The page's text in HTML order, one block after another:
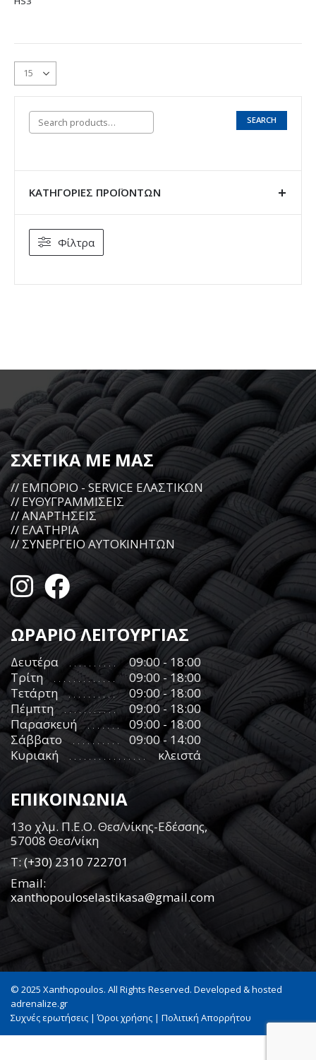
SEARCH
ΚΑΤΗΓΟΡΊΕΣ ΠΡΟΪΌΝΤΩΝ
Φίλτρα
ΣΧΕΤΙΚΑ ΜΕ ΜΑΣ
// ΕΜΠΟΡΙΟ - SERVICE ΕΛΑΣΤΙΚΩΝ
// ΕΥΘΥΓΡΑΜΜΙΣΕΙΣ
// ΑΝΑΡΤΗΣΕΙΣ
// ΕΛΑΤΗΡΙΑ
// ΣΥΝΕΡΓΕΙΟ ΑΥΤΟΚΙΝΗΤΩΝ
ΩΡΑΡΙΟ ΛΕΙΤΟΥΡΓΙΑΣ
Δευτέρα
09:00 - 18:00
Τρίτη
09:00 - 18:00
Τετάρτη
09:00 - 18:00
Πέμπτη
09:00 - 18:00
Παρασκευή
09:00 - 18:00
Σάββατο
09:00 - 14:00
Κυριακή
κλειστά
ΕΠΙΚΟΙΝΩΝΙΑ
13ο χλμ. Π.Ε.Ο. Θεσ/νίκης-Εδέσσης,
57008 Θεσ/νίκη
Τ:(+30) 2310 722701
Email:
xanthopouloselastikasa@gmail.com
© 2025 Xanthopoulos. All Rights Reserved. Developed & hosted
adrenalize.gr
Συχνές ερωτήσεις |Όροι χρήσης | Πολιτική Απορρήτου